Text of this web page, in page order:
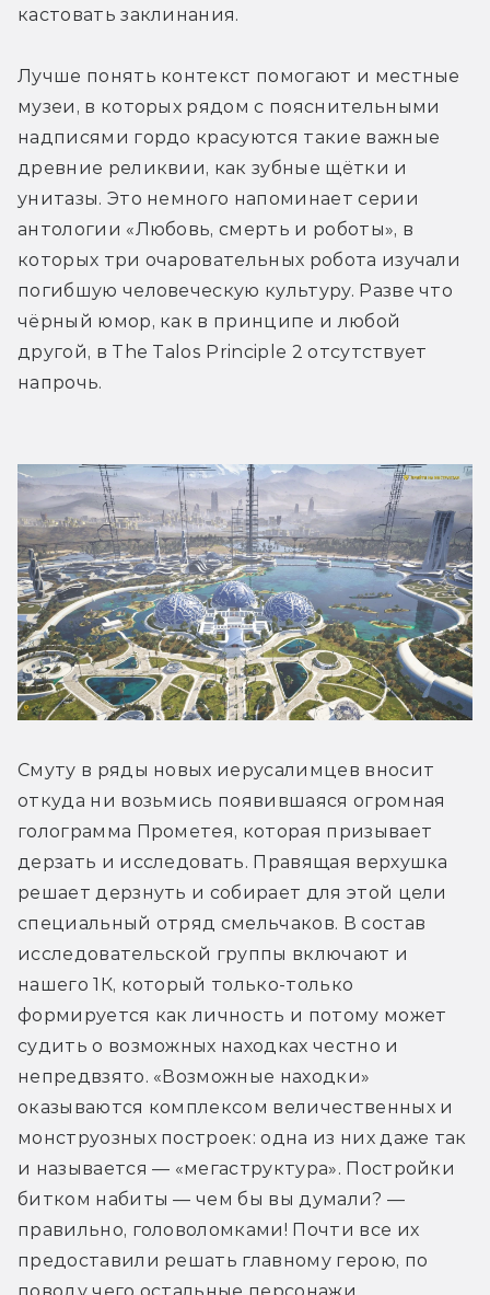
кастовать заклинания.
Лучше понять контекст помогают и местные
музеи, в которых рядом с пояснительными
надписями гордо красуются такие важные
древние реликвии, как зубные щётки и
унитазы. Это немного напоминает серии
антологии «Любовь, смерть и роботы», в
которых три очаровательных робота изучали
погибшую человеческую культуру. Разве что
чёрный юмор, как в принципе и любой
другой, в The Talos Principle 2 отсутствует
напрочь.
Смуту в ряды новых иерусалимцев вносит
откуда ни возьмись появившаяся огромная
голограмма Прометея, которая призывает
дерзать и исследовать. Правящая верхушка
решает дерзнуть и собирает для этой цели
специальный отряд смельчаков. В состав
исследовательской группы включают и
нашего 1К, который только-только
формируется как личность и потому может
судить о возможных находках честно и
непредвзято. «Возможные находки»
оказываются комплексом величественных и
монструозных построек: одна из них даже так
и называется — «мегаструктура». Постройки
битком набиты — чем бы вы думали? —
правильно, головоломками! Почти все их
предоставили решать главному герою, по
поводу чего остальные персонажи